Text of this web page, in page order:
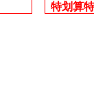
特划算